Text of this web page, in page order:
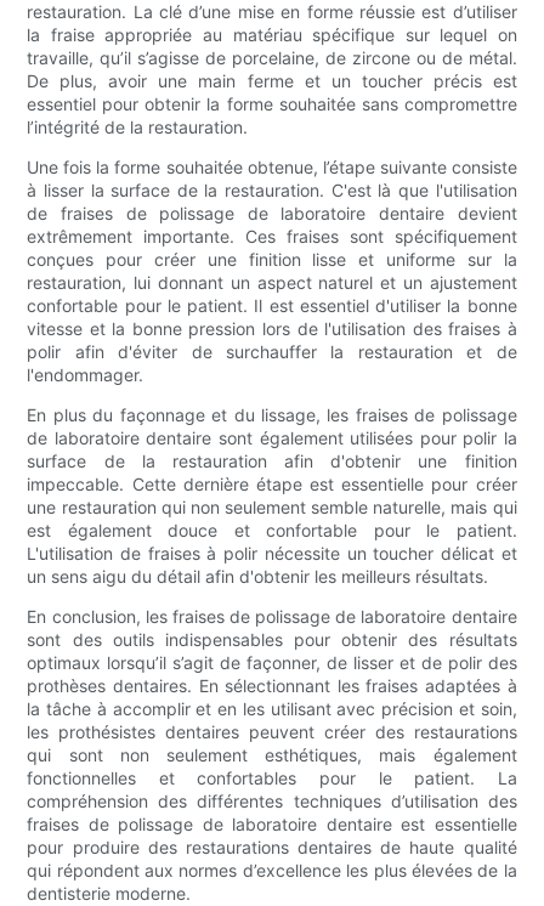
restauration. La clé d’une mise en forme réussie est d’utiliser
la fraise appropriée au matériau spécifique sur lequel on
travaille, qu’il s’agisse de porcelaine, de zircone ou de métal.
De plus, avoir une main ferme et un toucher précis est
essentiel pour obtenir la forme souhaitée sans compromettre
l’intégrité de la restauration.
Une fois la forme souhaitée obtenue, l’étape suivante consiste
à lisser la surface de la restauration. C'est là que l'utilisation
de fraises de polissage de laboratoire dentaire devient
extrêmement importante. Ces fraises sont spécifiquement
conçues pour créer une finition lisse et uniforme sur la
restauration, lui donnant un aspect naturel et un ajustement
confortable pour le patient. Il est essentiel d'utiliser la bonne
vitesse et la bonne pression lors de l'utilisation des fraises à
polir afin d'éviter de surchauffer la restauration et de
l'endommager.
En plus du façonnage et du lissage, les fraises de polissage
de laboratoire dentaire sont également utilisées pour polir la
surface de la restauration afin d'obtenir une finition
impeccable. Cette dernière étape est essentielle pour créer
une restauration qui non seulement semble naturelle, mais qui
est également douce et confortable pour le patient.
L'utilisation de fraises à polir nécessite un toucher délicat et
un sens aigu du détail afin d'obtenir les meilleurs résultats.
En conclusion, les fraises de polissage de laboratoire dentaire
sont des outils indispensables pour obtenir des résultats
optimaux lorsqu’il s’agit de façonner, de lisser et de polir des
prothèses dentaires. En sélectionnant les fraises adaptées à
la tâche à accomplir et en les utilisant avec précision et soin,
les prothésistes dentaires peuvent créer des restaurations
qui sont non seulement esthétiques, mais également
fonctionnelles et confortables pour le patient. La
compréhension des différentes techniques d’utilisation des
fraises de polissage de laboratoire dentaire est essentielle
pour produire des restaurations dentaires de haute qualité
qui répondent aux normes d’excellence les plus élevées de la
dentisterie moderne.